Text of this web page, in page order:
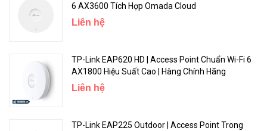
6 AX3600 Tích Hợp Omada Cloud
Liên hệ
TP-Link EAP620 HD | Access Point Chuẩn Wi-Fi 6
AX1800 Hiệu Suất Cao | Hàng Chính Hãng
Liên hệ
TP-Link EAP225 Outdoor | Access Point Trong